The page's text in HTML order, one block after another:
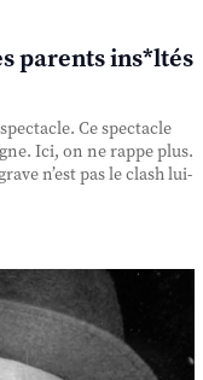
parents ins*ltés
Ce spectacle
Ici, on ne rappe plus.
n’est pas le clash lui-